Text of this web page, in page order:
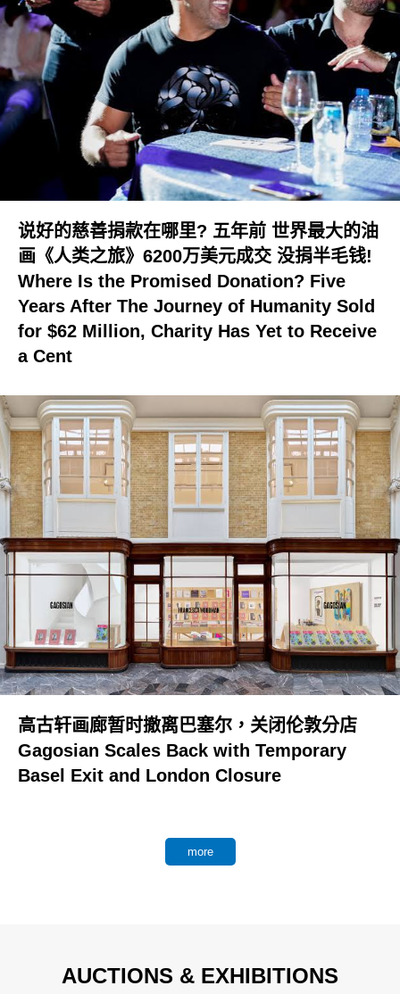
说好的慈善捐款在哪里? 五年前 世界最大的油
画《人类之旅》6200万美元成交 没捐半毛钱!
Where Is the Promised Donation? Five
Years After The Journey of Humanity Sold
for $62 Million, Charity Has Yet to Receive
a Cent
高古轩画廊暂时撤离巴塞尔，关闭伦敦分店
Gagosian Scales Back with Temporary
Basel Exit and London Closure
more
AUCTIONS & EXHIBITIONS